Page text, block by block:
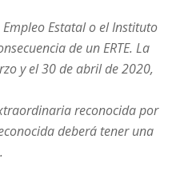
Estatal o el Instituto
de un ERTE. La
y el 30 de abril de 2020,
reconocida por
deberá tener una